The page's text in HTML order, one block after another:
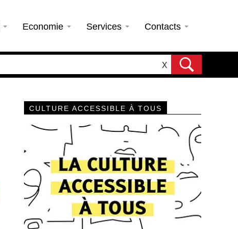
Economie Services Contacts
X
CULTURE ACCESSIBLE À TOUS